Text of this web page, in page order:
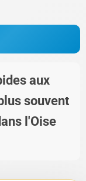
aux
souvent
l'Oise